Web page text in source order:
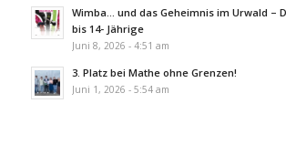
Wimba… und das Geheimnis im Urwald –
bis 14- Jährige
Juni 8, 2026 - 4:51 am
3. Platz bei Mathe ohne Grenzen!
Juni 1, 2026 - 5:54 am